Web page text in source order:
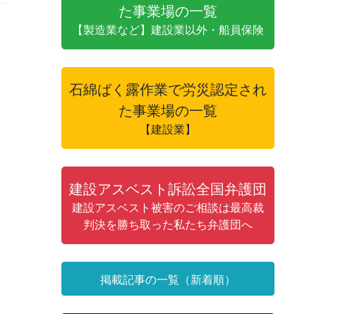
た事業場の一覧
【製造業など】建設業以外・船員保険
石綿ばく露作業で労災認定され
た事業場の一覧
【建設業】
建設アスベスト訴訟全国弁護団
建設アスベスト被害のご相談は最高裁
判決を勝ち取った私たち弁護団へ
掲載記事の一覧（新着順）